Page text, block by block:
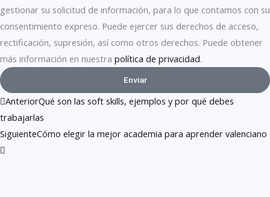
gestionar su solicitud de información, para lo que contamos con su
consentimiento expreso. Puede ejercer sus derechos de acceso,
rectificación, supresión, así como otros derechos. Puede obtener
más información en nuestra política de privacidad.
Enviar
Ant
AnteriorQué son las soft skills, ejemplos y por qué debes
trabajarlas
SiguienteCómo elegir la mejor academia para aprender valenciano
Siguiente